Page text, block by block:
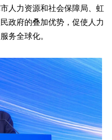
人力资源和社会保障局、虹
政府的叠加优势，促使人力
务全球化。